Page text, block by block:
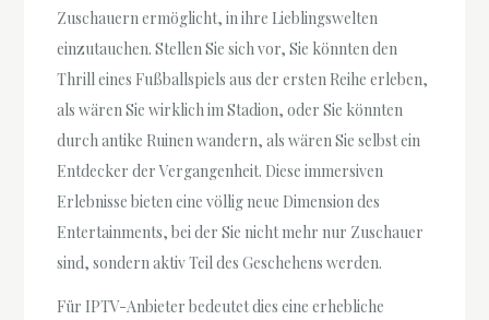
Zuschauern ermöglicht, in ihre Lieblingswelten
einzutauchen. Stellen Sie sich vor, Sie könnten den
Thrill eines Fußballspiels aus der ersten Reihe erleben,
als wären Sie wirklich im Stadion, oder Sie könnten
durch antike Ruinen wandern, als wären Sie selbst ein
Entdecker der Vergangenheit. Diese immersiven
Erlebnisse bieten eine völlig neue Dimension des
Entertainments, bei der Sie nicht mehr nur Zuschauer
sind, sondern aktiv Teil des Geschehens werden.
Für IPTV-Anbieter bedeutet dies eine erhebliche